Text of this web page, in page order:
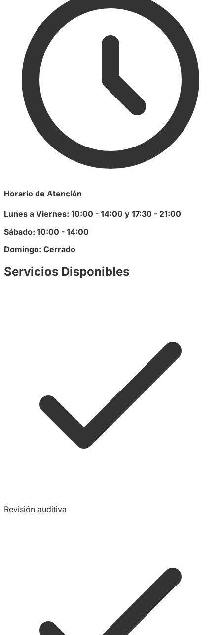
Horario de Atención
Lunes a Viernes: 10:00 - 14:00 y 17:30 - 21:00
Sábado: 10:00 - 14:00
Domingo: Cerrado
Servicios Disponibles
Revisión auditiva